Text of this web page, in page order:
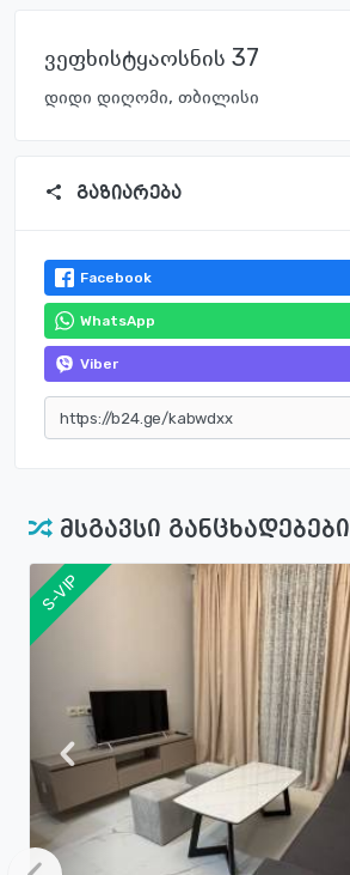
ვეფხისტყაოსნის 37
დიდი დიღომი, თბილისი
გაზიარება
Facebook
WhatsApp
Viber
მსგავსი განცხადებები
S-VIP